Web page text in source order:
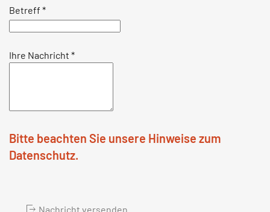
Betreff *
Ihre Nachricht *
Bitte beachten Sie unsere Hinweise zum
Datenschutz.
Nachricht versenden